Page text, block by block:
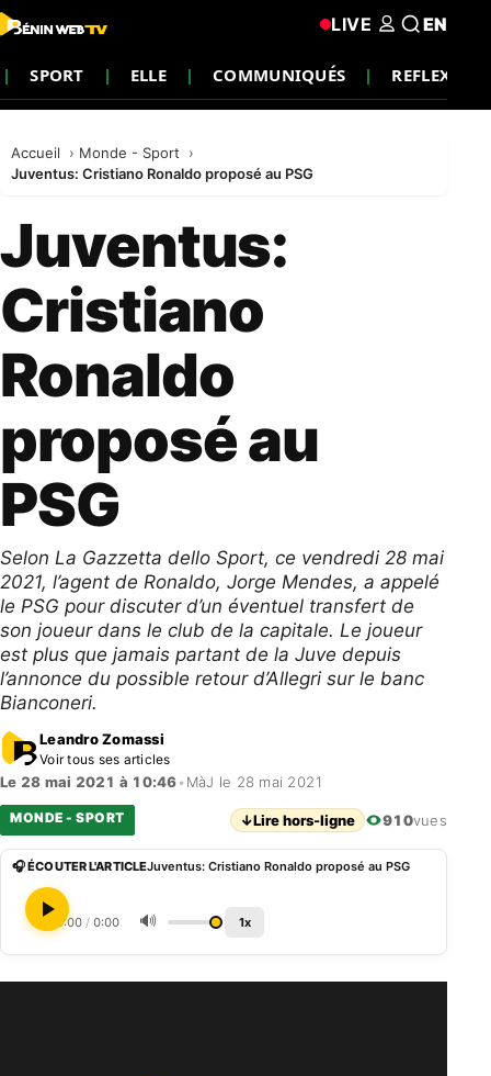
SPORT ELLE COMMUNIQUÉS REFLEXION
LIVE EN
Accueil
Monde - Sport
Juventus: Cristiano Ronaldo proposé au PSG
Juventus:
Cristiano
Ronaldo
proposé au
PSG
Selon La Gazzetta dello Sport, ce vendredi 28 mai
2021, l’agent de Ronaldo, Jorge Mendes, a appelé
le PSG pour discuter d’un éventuel transfert de
son joueur dans le club de la capitale. Le joueur
est plus que jamais partant de la Juve depuis
l’annonce du possible retour d’Allegri sur le banc
Bianconeri.
Leandro Zomassi
Voir tous ses articles
Le 28 mai 2021 à 10:46• MàJ le 28 mai 2021
MONDE - SPORT ↓Lire hors-ligne 910vues
🎧 ÉCOUTER L'ARTICLEJuventus: Cristiano Ronaldo proposé au PSG
0:00 / 0:00 🔊 1x